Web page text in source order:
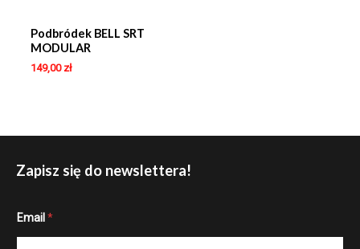
Podbródek BELL SRT
MODULAR
149,00 zł
Zapisz się do newslettera!
*Email *